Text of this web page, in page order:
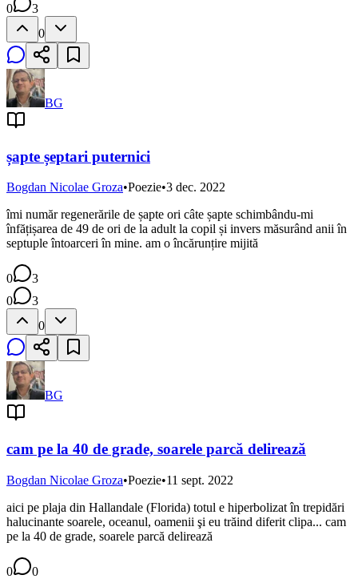
0
3
0
BG
șapte șeptari puternici
Bogdan Nicolae Groza•Poezie•3 dec. 2022
îmi număr regenerările de șapte ori câte șapte schimbându-mi
înfățișarea de 49 de ori de la adult la copil și invers măsurând anii în
septuple întoarceri în mine. am o încărunțire mijită
0
3
0
3
0
BG
cam pe la 40 de grade, soarele parcă delirează
Bogdan Nicolae Groza•Poezie•11 sept. 2022
aici pe plaja din Hallandale (Florida) totul e hiperbolizat în trepidări
halucinante soarele, oceanul, oamenii şi eu trăind diferit clipa... cam
pe la 40 de grade, soarele parcă delirează
0
0